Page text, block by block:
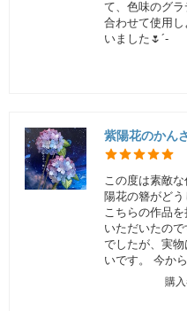
て、色味のグ
合わせて使用
いました🌷´-
紫陽花のかん
この度は素敵
陽花の簪がど
こちらの作品
いただいたの
でしたが、実
いです。 今か